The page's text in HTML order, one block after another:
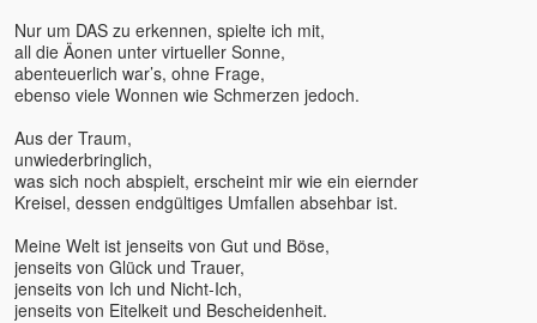
Deepak
Deva Vanessa Van Echten
Deva Satpriya
Devasetu - ORKASIS-
Meditation
Devi
Dhyan Mikael
Dirk Hessel
Dittmar Kruse
Dolano
Nur um DAS zu erkennen, spielte ich mit,
all die Äonen unter virtueller Sonne,
abenteuerlich war’s, ohne Frage,
ebenso viele Wonnen wie Schmerzen jedoch.
Aus der Traum,
unwiederbringlich,
was sich noch abspielt, erscheint mir wie ein eiernder
Kreisel, dessen endgültiges Umfallen absehbar ist.
Meine Welt ist jenseits von Gut und Böse,
jenseits von Glück und Trauer,
jenseits von Ich und Nicht-Ich,
jenseits von Eitelkeit und Bescheidenheit.